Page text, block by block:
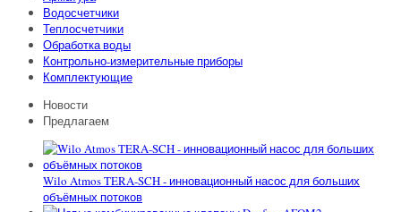
Водосчетчики
Теплосчетчики
Обработка воды
Контрольно-измерительные приборы
Комплектующие
Новости
Предлагаем
Wilo Atmos TERA-SCH - инновационный насос для больших
объёмных потоков